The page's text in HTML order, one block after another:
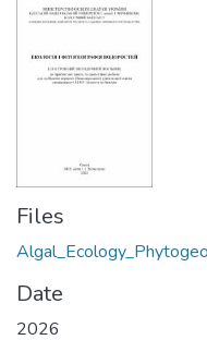
Files
Date
2026